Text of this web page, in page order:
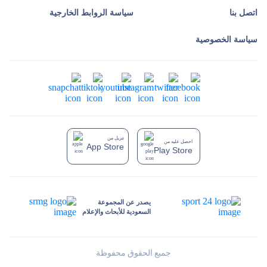
يصدر عن المجموعة
السعودية للأبحاث والإعلام
جميع الحقوق محفوظة
اتصل بنا سياسة الروابط الخارجية
سياسة الخصوصية
تنزيل من
App Store
احصل عليه من
Play Store